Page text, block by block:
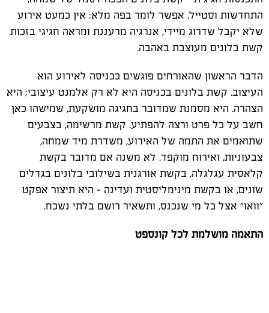
התחדשות וסטייל. אפשר לומר בפה מלא: אין כמעט אירוע
שלא יקבל שדרוג מיידי, אנרגיה מרעננת ומראה חגיגי בזכות
קשת בלונים מעוצבת באהבה.
הדבר הראשון שהאורחים פוגשים ככניסה לאירוע הוא
העיצוב. קשת בלונים בכניסה היא לא רק אלמנט עיצובי; היא
הצהרה. היא מסמנת שמדובר בחגיגה מושקעת, שמישהו כאן
חשב על כל פרט ורצה להפתיע. קשת מרשימה, בצבעים
שתואמים את התמה של האירוע, משדרת מיד שמחה,
צבעוניות, ואירוח מוקפד. לא משנה אם מדובר בקשת
קלאסית עגלגלה, בקשת אורגנית בשילובי בלונים בגדלים
שונים, או בקשת מינימליסטית ועדינה – היא תיצור אפקט
"וואו" אצל כל מי שנכנס, ותשאיר רושם בלתי נשכח.
התאמה מושלמת לכל קונספט